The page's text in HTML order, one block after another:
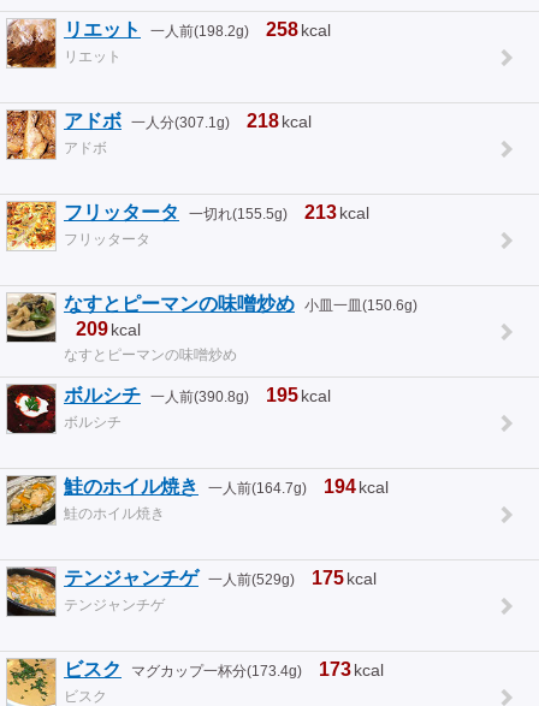
リエット 一人前(198.2g) 258kcal
リエット
アドボ 一人分(307.1g) 218kcal
アドボ
フリッタータ 一切れ(155.5g) 213kcal
フリッタータ
なすとピーマンの味噌炒め 小皿一皿(150.6g)
209kcal
なすとピーマンの味噌炒め
ボルシチ 一人前(390.8g) 195kcal
ボルシチ
鮭のホイル焼き 一人前(164.7g) 194kcal
鮭のホイル焼き
テンジャンチゲ 一人前(529g) 175kcal
テンジャンチゲ
ビスク マグカップ一杯分(173.4g) 173kcal
ビスク